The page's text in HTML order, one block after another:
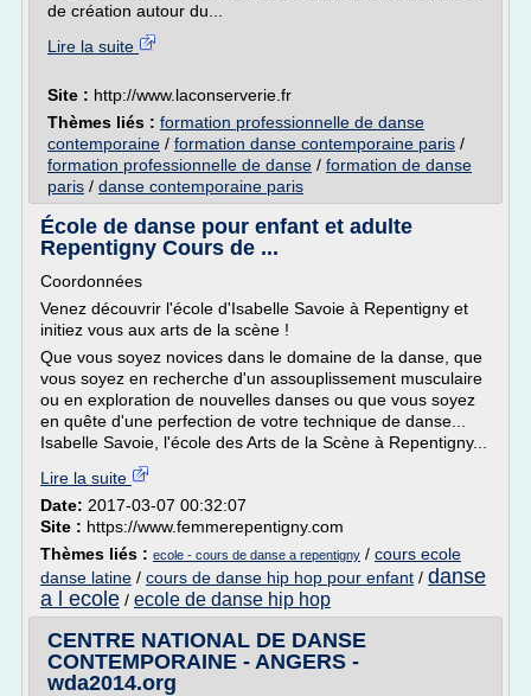
de création autour du...
Lire la suite
Site : http://www.laconserverie.fr
Thèmes liés : formation professionnelle de danse
contemporaine / formation danse contemporaine paris /
formation professionnelle de danse / formation de danse
paris / danse contemporaine paris
École de danse pour enfant et adulte
Repentigny Cours de ...
Coordonnées
Venez découvrir l'école d'Isabelle Savoie à Repentigny et
initiez vous aux arts de la scène !
Que vous soyez novices dans le domaine de la danse, que
vous soyez en recherche d'un assouplissement musculaire
ou en exploration de nouvelles danses ou que vous soyez
en quête d'une perfection de votre technique de danse...
Isabelle Savoie, l'école des Arts de la Scène à Repentigny...
Lire la suite
Date: 2017-03-07 00:32:07
Site : https://www.femmerepentigny.com
Thèmes liés : ecole - cours de danse a repentigny / cours ecole
danse latine / cours de danse hip hop pour enfant / danse
a l ecole / ecole de danse hip hop
CENTRE NATIONAL DE DANSE
CONTEMPORAINE - ANGERS -
wda2014.org